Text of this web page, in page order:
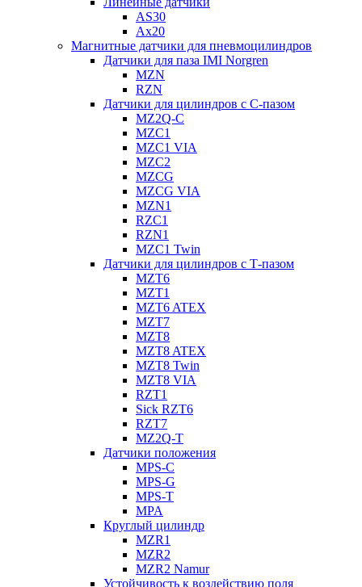
AS30
Ax20
Магнитные датчики для пневмоцилиндров
Датчики для паза IMI Norgren
MZN
RZN
Датчики для цилиндров с С-пазом
MZ2Q-C
MZC1
MZC1 VIA
MZC2
MZCG
MZCG VIA
MZN1
RZC1
RZN1
MZC1 Twin
Датчики для цилиндров с Т-пазом
MZT6
MZT1
MZT6 ATEX
MZT7
MZT8
MZT8 ATEX
MZT8 Twin
MZT8 VIA
RZT1
Sick RZT6
RZT7
MZ2Q-T
Датчики положения
MPS-C
MPS-G
MPS-T
MPA
Круглый цилиндр
MZR1
MZR2
MZR2 Namur
Устойчивость к воздействию поля